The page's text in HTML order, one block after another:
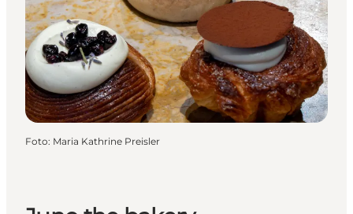
Foto: Maria Kathrine Preisler